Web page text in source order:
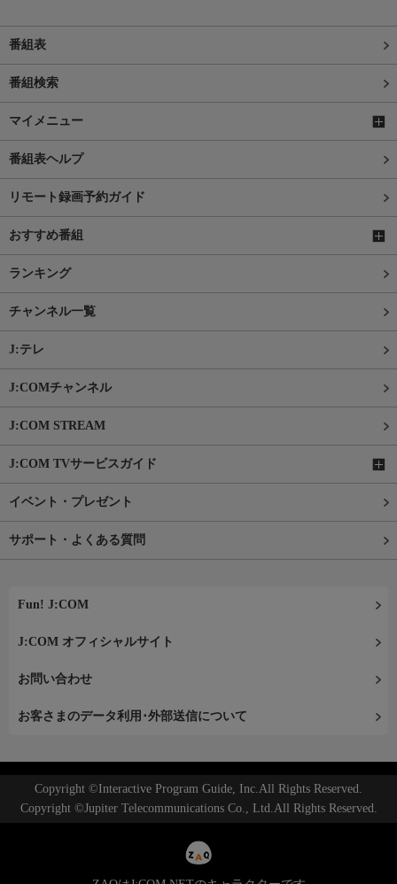
番組表
番組検索
マイメニュー
番組表ヘルプ
リモート録画予約ガイド
おすすめ番組
ランキング
チャンネル一覧
J:テレ
J:COMチャンネル
J:COM STREAM
J:COM TVサービスガイド
イベント・プレゼント
サポート・よくある質問
Fun! J:COM
J:COM オフィシャルサイト
お問い合わせ
お客さまのデータ利用･外部送信について
Copyright ©Interactive Program Guide, Inc.All Rights Reserved.
Copyright ©Jupiter Telecommunications Co., Ltd.All Rights Reserved.